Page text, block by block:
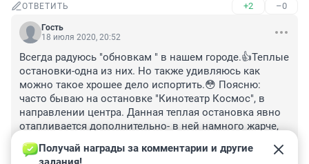
ОТВЕТИТЬ +2 –0
Гость
18 июля 2020, 20:52
Всегда радуюсь "обновкам " в нашем городе.👍Теплые
остановки-одна из них. Но также удивляюсь как
можно такое хрошее дело испортить.😳 Поясню:
часто бываю на остановке "Кинотеатр Космос", в
направлении центра. Данная теплая остановка явно
отапливается дополнительно- в ней намного жарче,
чем снаружи.И это в разгар летней жары???!! Кто
виноват?
Получай награды за комментарии и другие